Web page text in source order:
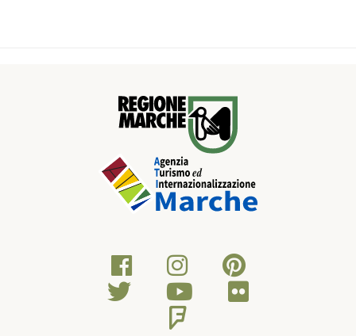
prestano per passeggiate naturalistiche osservando la flora e
la fauna. Il lago si trova infatti all’interno dell'"Oasi di
protezione faunistica di Polverina". In fine si risale verso Fiastra
per chiudere l’anello con scorci sulla valle del Chienti fino a
vedere Camerino con le sue rocche.